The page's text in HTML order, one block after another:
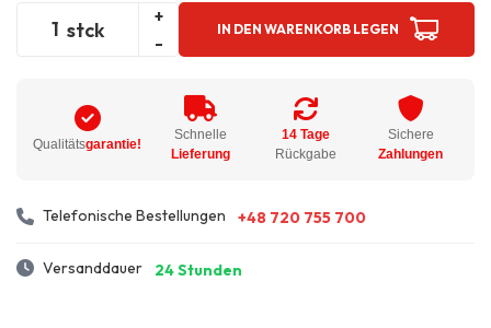
stck
+
-
IN DEN WARENKORB LEGEN
Qualitätsgarantie!
Schnelle
Lieferung
14 Tage
Rückgabe
Sichere
Zahlungen
Telefonische Bestellungen +48 720 755 700
Versanddauer 24 Stunden